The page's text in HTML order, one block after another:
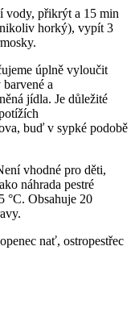
vody, přikrýt a 15 min
horký), vypít 3
úplně vyloučit
a
jídla. Je důležité
buď v sypké podobě
vhodné pro děti,
náhrada pestré
°C. Obsahuje 20
nať, ostropestřec